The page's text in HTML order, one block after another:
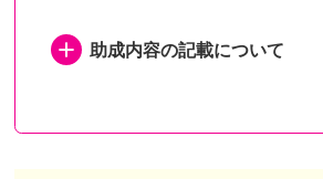
助成内容の記載について